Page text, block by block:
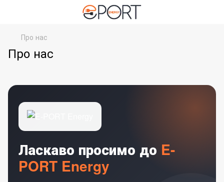
Про нас
Про нас
Ласкаво просимо до E-
PORT Energy